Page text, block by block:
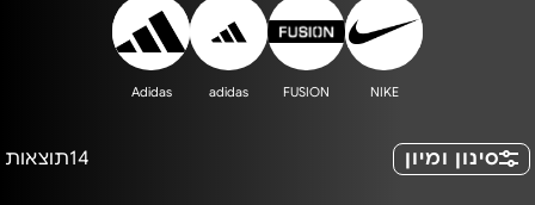
NIKE
FUSION
adidas
Adidas
סינון ומיון 14תוצאות